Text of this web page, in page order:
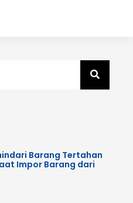
Barang Tertahan
Impor Barang dari